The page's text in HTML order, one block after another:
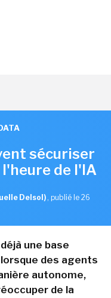
sécuriser
de l'IA
Delsol) , publié le 26
une base
des agents
autonome,
de la